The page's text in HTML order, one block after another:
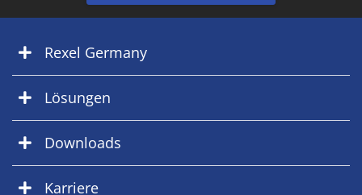
Rexel Germany
Lösungen
Downloads
Karriere